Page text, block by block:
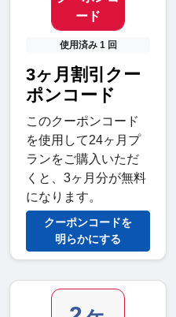
ード
使用済み 1 回
3ヶ月割引クー
ポンコード
このクーポンコード
を使用して24ヶ月プ
ランをご購入いただ
くと、3ヶ月分が無料
になります。
クーポンコードを
明らかにする